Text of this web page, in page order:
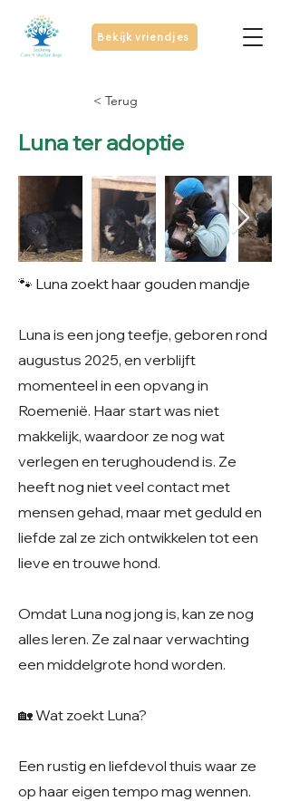
Bekijk vriendjes
< Terug
Luna ter adoptie
🐾 Luna zoekt haar gouden mandje
Luna is een jong teefje, geboren rond
augustus 2025, en verblijft
momenteel in een opvang in
Roemenië. Haar start was niet
makkelijk, waardoor ze nog wat
verlegen en terughoudend is. Ze
heeft nog niet veel contact met
mensen gehad, maar met geduld en
liefde zal ze zich ontwikkelen tot een
lieve en trouwe hond.
Omdat Luna nog jong is, kan ze nog
alles leren. Ze zal naar verwachting
een middelgrote hond worden.
🏡 Wat zoekt Luna?
Een rustig en liefdevol thuis waar ze
op haar eigen tempo mag wennen.